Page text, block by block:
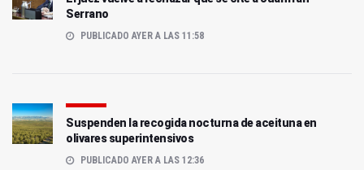
Serrano
PUBLICADO AYER A LAS 11:58
Suspenden la recogida nocturna de aceituna en
olivares superintensivos
PUBLICADO AYER A LAS 12:36